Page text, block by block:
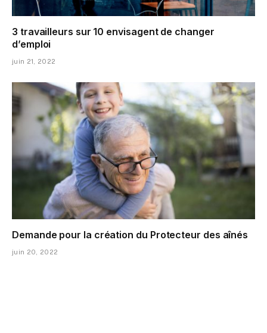
3 travailleurs sur 10 envisagent de changer
d’emploi
juin 21, 2022
Demande pour la création du Protecteur des aînés
juin 20, 2022